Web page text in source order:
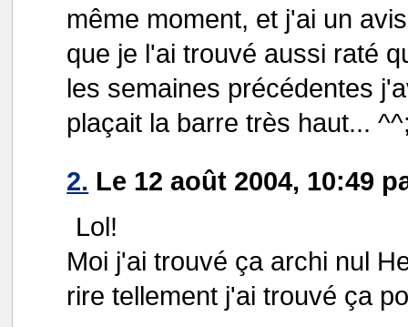
même moment, et j'ai un
que je l'ai trouvé aussi raté
les semaines précédentes
plaçait la barre très haut...
2. Le 12 août 2004, 10:49
Lol!
Moi j'ai trouvé ça archi nul
rire tellement j'ai trouvé ça